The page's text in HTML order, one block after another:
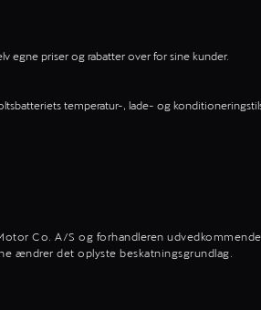
egne priser og rabatter over for sine kunder.
temperatur-, lade- og
Co. A/S og forhandleren
ændrer det oplyste beskatningsgrundlag.